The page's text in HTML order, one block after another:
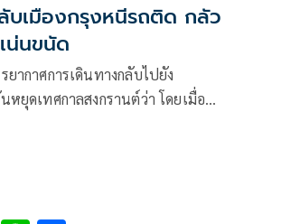
บเมืองกรุงหนีรถติด กลัว
น่นขนัด
ยากาศการเดินทางกลับไปยัง
หยุดเทศกาลสงกรานต์ว่า โดยเมื่อ